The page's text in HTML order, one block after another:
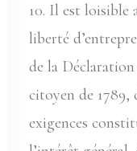
10. Il est loisible
liberté
de la
citoyen de 1789,
exigences